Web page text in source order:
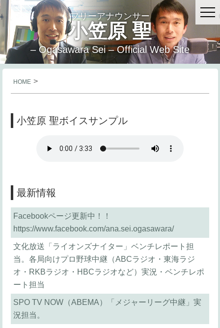
フリーアナウンサー
小笠原 聖
– Ogasawara Sei – Official Web Site
HOME >
小笠原 聖ボイスサンプル
最新情報
Facebookページ更新中！！
https://www.facebook.com/ana.sei.ogasawara/
文化放送「ライオンズナイター」ベンチレポート担
当。各局向けプロ野球中継（ABCラジオ・東海ラジ
オ・RKBラジオ・HBCラジオなど）実況・ベンチレポ
ート担当
SPO TV NOW（ABEMA）「メジャーリーグ中継」実
況担当。